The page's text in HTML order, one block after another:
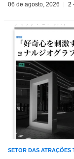
06 de agosto, 2026 2
SETOR DAS ATRAÇÕES